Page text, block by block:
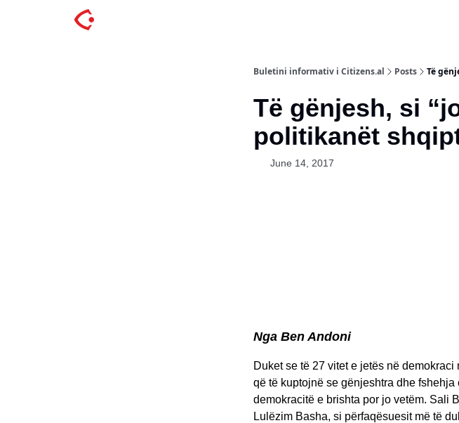
Buletini informativ i Citizens.al Posts Të
Të gënjesh, si
politikanët
June 14, 2017
Nga Ben Andoni
Duket se të 27 vitet e jetës në
që të kuptojnë se gënjeshtra dhe
demokracitë e brishta por jo vetëm. Sali
Lulëzim Basha, si përfaqësuesit më të